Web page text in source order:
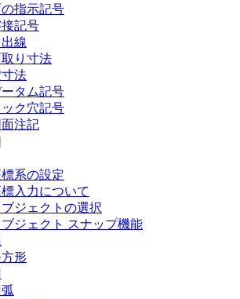
指示記号
記号
線
り寸法
法
ータム記号
ック穴記号
面注記
標系の設定
標入力について
ジェクトの選択
ブジェクト スナップ機能
形